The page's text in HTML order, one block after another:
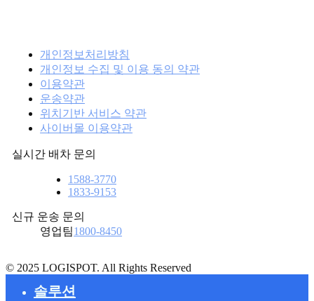
개인정보처리방침
개인정보 수집 및 이용 동의 약관
이용약관
운송약관
위치기반 서비스 약관
사이버몰 이용약관
실시간 배차 문의
1588-3770
1833-9153
신규 운송 문의
영업팀1800-8450
© 2025 LOGISPOT. All Rights Reserved
솔루션